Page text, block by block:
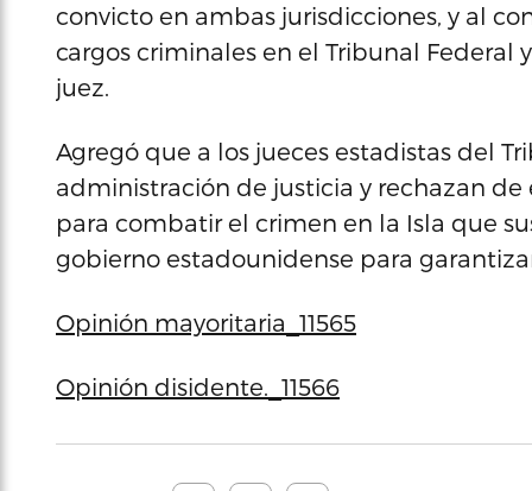
convicto en ambas jurisdicciones, y al
cargos criminales en el Tribunal Federal
juez.
Agregó que a los jueces estadistas del
administración de justicia y rechazan
para combatir el crimen en la Isla que
gobierno estadounidense para
Opinión mayoritaria_11565
Opinión disidente._11566